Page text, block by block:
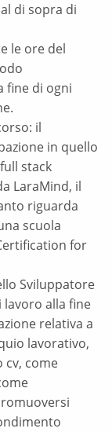
di sopra di
le ore del
fine di ogni
il
in quello
stack
LaraMind, il
riguarda
scuola
for
Sviluppatore
lavoro alla fine
relativa a
lavorativo,
cv, come